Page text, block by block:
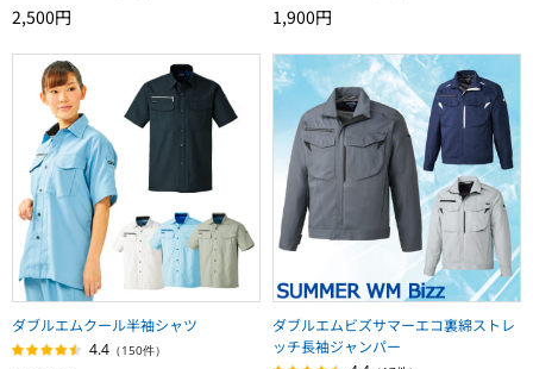
2,500円 1,900円
ダブルエムクール半袖シャツ
4.4 （150件）
ダブルエムビズサマーエコ裏綿ストレ
ッチ長袖ジャンパー